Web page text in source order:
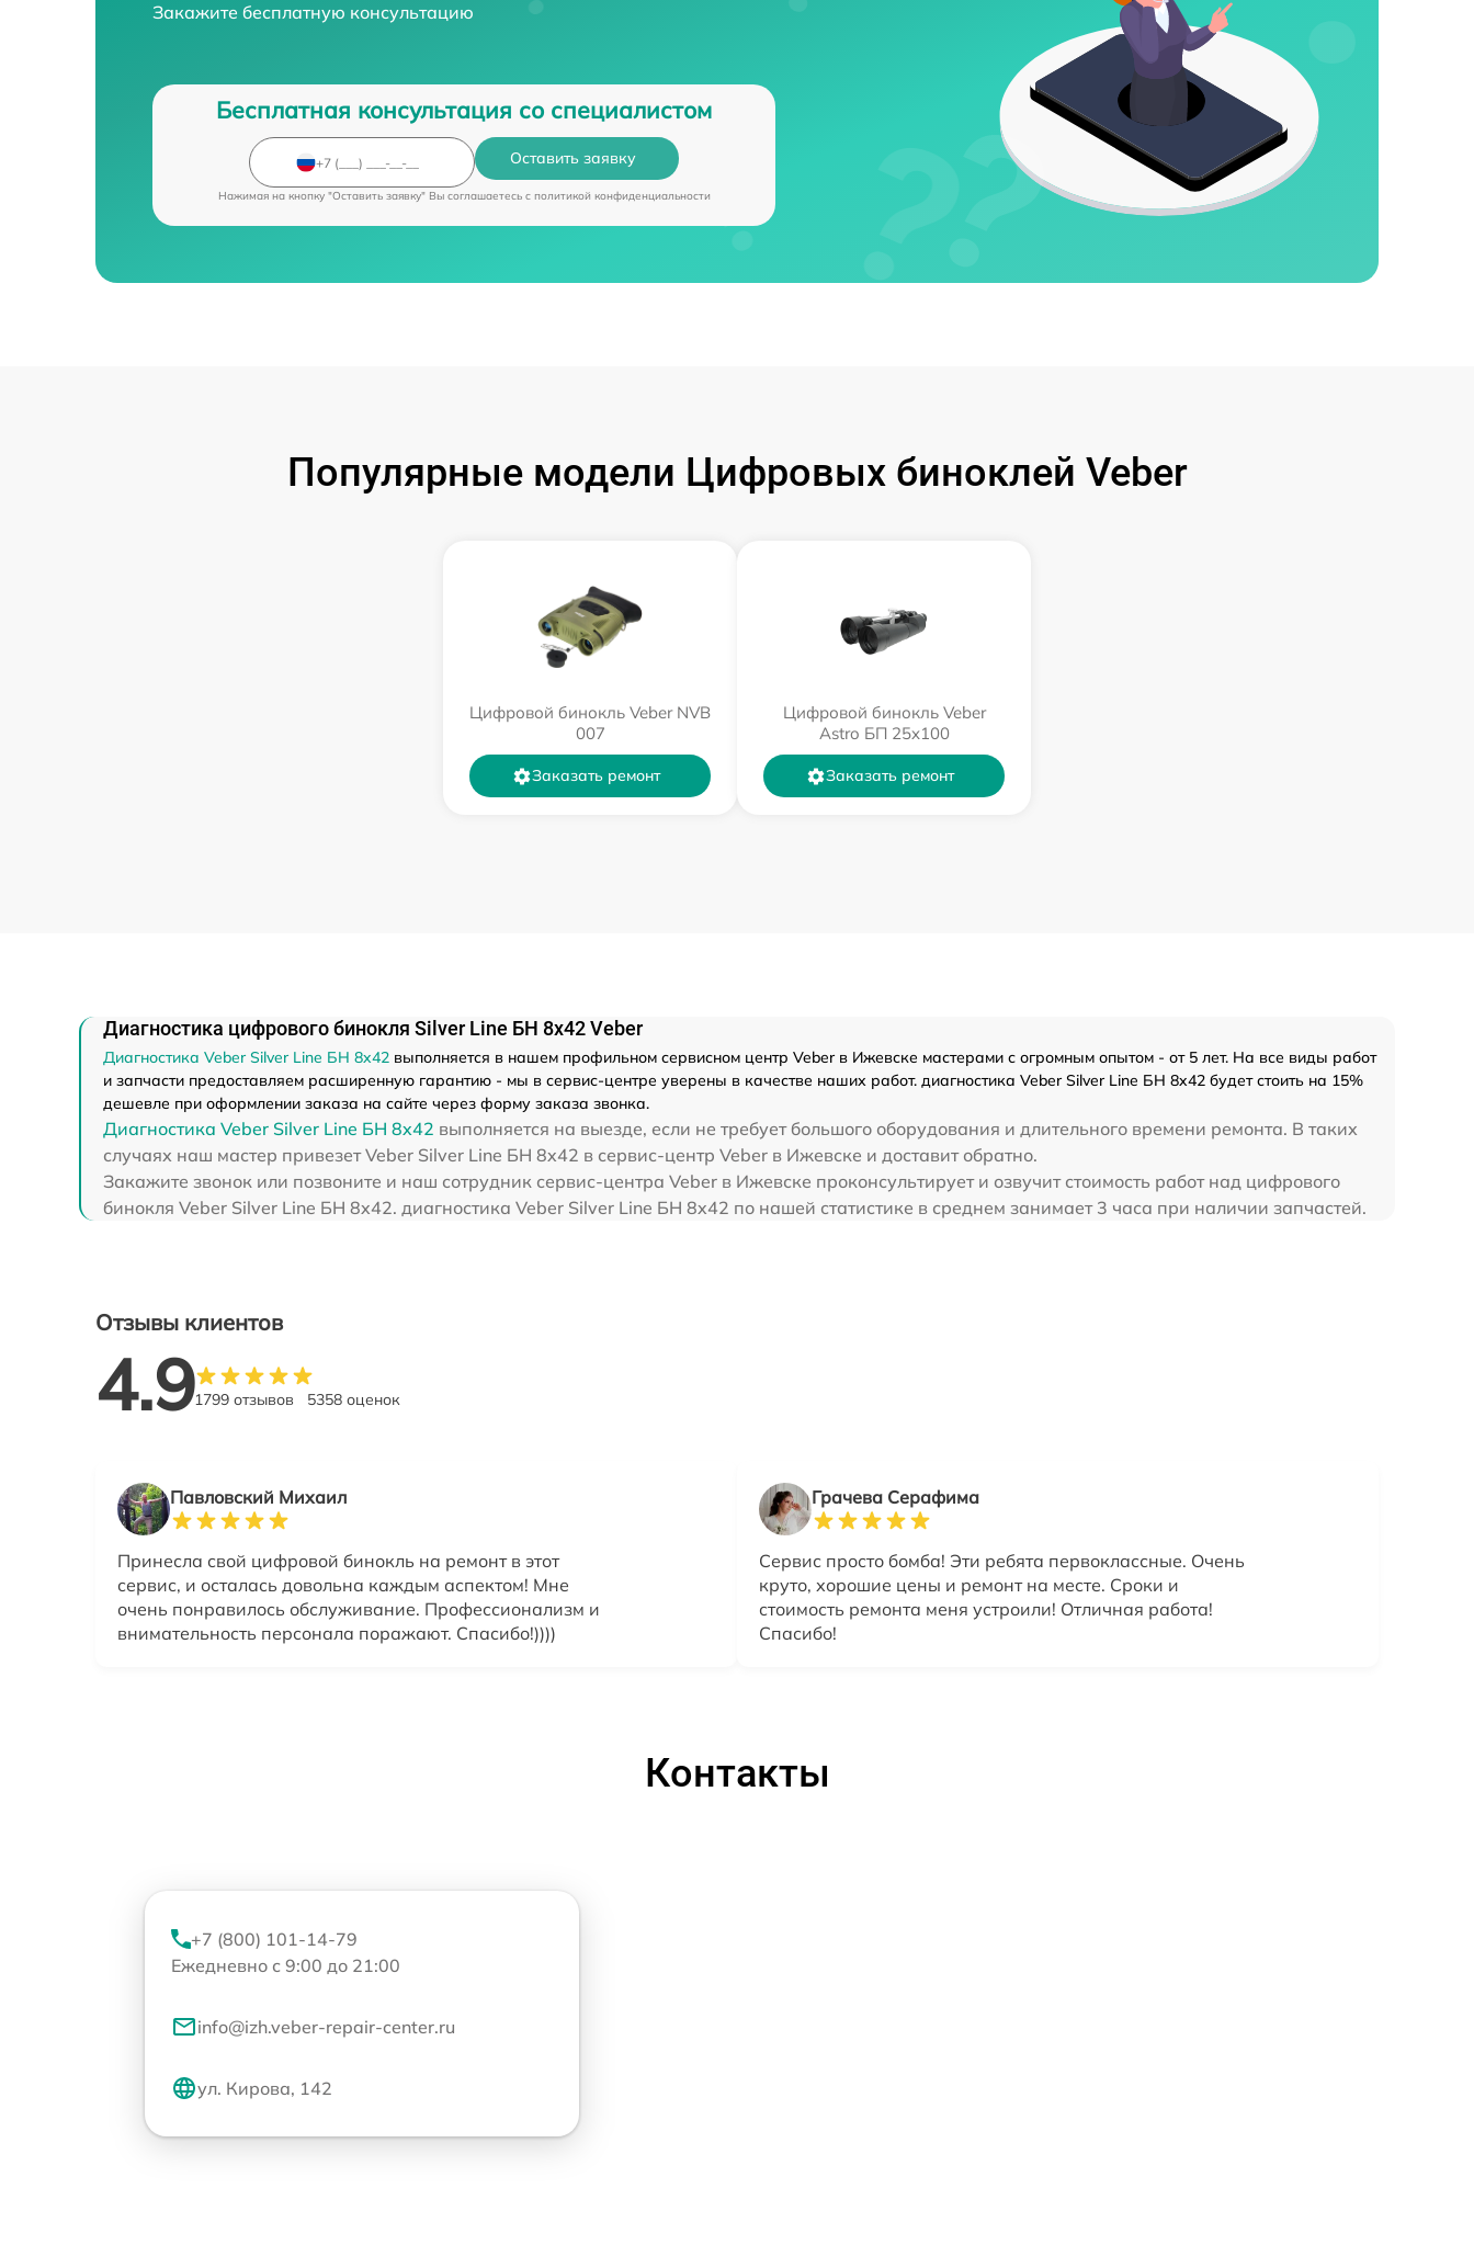
Закажите бесплатную консультацию
Бесплатная консультация со специалистом
Оставить заявку
Нажимая на кнопку "Оставить заявку" Вы соглашаетесь c политикой конфиденциальности
Популярные модели Цифровых биноклей Veber
Цифровой бинокль Veber NVB
007
Заказать ремонт
Цифровой бинокль Veber
Astro БП 25x100
Заказать ремонт
Диагностика цифрового бинокля Silver Line БН 8x42 Veber
Диагностика Veber Silver Line БН 8x42 выполняется в нашем профильном сервисном центр Veber в Ижевске мастерами с огромным опытом - от 5 лет. На все виды работ
и запчасти предоставляем расширенную гарантию - мы в сервис-центре уверены в качестве наших работ. диагностика Veber Silver Line БН 8x42 будет стоить на 15%
дешевле при оформлении заказа на сайте через форму заказа звонка.
Диагностика Veber Silver Line БН 8x42 выполняется на выезде, если не требует большого оборудования и длительного времени ремонта. В таких
случаях наш мастер привезет Veber Silver Line БН 8x42 в сервис-центр Veber в Ижевске и доставит обратно.
Закажите звонок или позвоните и наш сотрудник сервис-центра Veber в Ижевске проконсультирует и озвучит стоимость работ над цифрового
бинокля Veber Silver Line БН 8x42. диагностика Veber Silver Line БН 8x42 по нашей статистике в среднем занимает 3 часа при наличии запчастей.
Отзывы клиентов
4.91799 отзывов 5358 оценок
Павловский Михаил
Принесла свой цифровой бинокль на ремонт в этот
сервис, и осталась довольна каждым аспектом! Мне
очень понравилось обслуживание. Профессионализм и
внимательность персонала поражают. Спасибо!))))
Грачева Серафима
Сервис просто бомба! Эти ребята первоклассные. Очень
круто, хорошие цены и ремонт на месте. Сроки и
стоимость ремонта меня устроили! Отличная работа!
Спасибо!
Контакты
+7 (800) 101-14-79
Ежедневно с 9:00 до 21:00
info@izh.veber-repair-center.ru
ул. Кирова, 142